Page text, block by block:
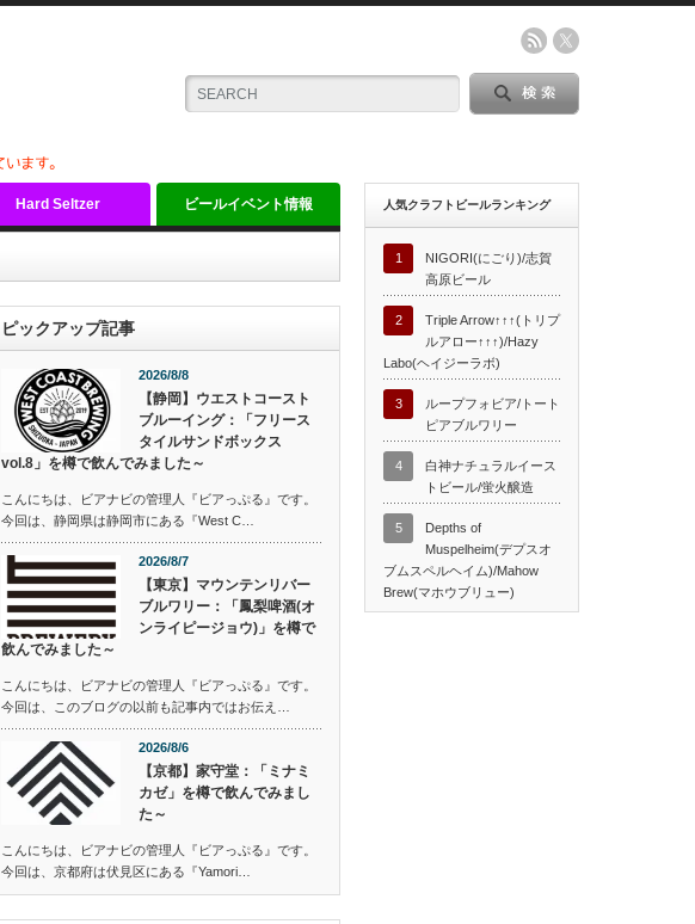
Hard Seltzer ビールイベント情報
ピックアップ記事
2026/8/8
【静岡】ウエストコースト
ブルーイング：「フリース
タイルサンドボックス
vol.8」を樽で飲んでみました～
こんにちは、ビアナビの管理人『ビアっぷる』です。
今回は、静岡県は静岡市にある『West C…
2026/8/7
【東京】マウンテンリバー
ブルワリー：「鳳梨啤酒(オ
ンライピージョウ)」を樽で
飲んでみました～
こんにちは、ビアナビの管理人『ビアっぷる』です。
今回は、このブログの以前も記事内ではお伝え…
2026/8/6
【京都】家守堂：「ミナミ
カゼ」を樽で飲んでみまし
た～
こんにちは、ビアナビの管理人『ビアっぷる』です。
今回は、京都府は伏見区にある『Yamori…
人気クラフトビールランキング
1
NIGORI(にごり)/志賀
高原ビール
2
Triple Arrow↑↑↑(トリプ
ルアロー↑↑↑)/Hazy
Labo(ヘイジーラボ)
3
ループフォビア/トート
ピアブルワリー
4
白神ナチュラルイース
トビール/蛍火醸造
5
Depths of
Muspelheim(デプスオ
ブムスペルヘイム)/Mahow
Brew(マホウブリュー)